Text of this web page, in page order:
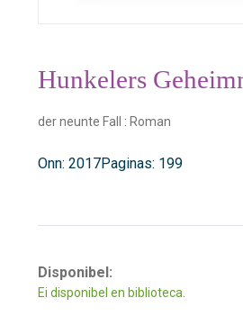
Hunkelers
der neunte Fall : Roman
Onn: 2017Paginas: 199
Disponibel:
Ei disponibel en biblioteca.